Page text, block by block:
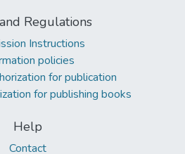
Regulations
Instructions
policies
for publication
for publishing books
Help
Contact